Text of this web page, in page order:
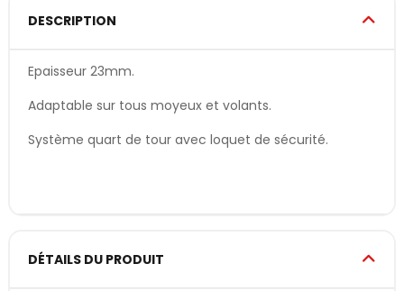
DESCRIPTION
Epaisseur 23mm.
Adaptable sur tous moyeux et volants.
Système quart de tour avec loquet de sécurité.
DÉTAILS DU PRODUIT